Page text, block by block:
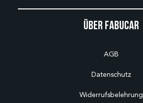
Über Fabucar
AGB
Datenschutz
Widerrufsbelehrung